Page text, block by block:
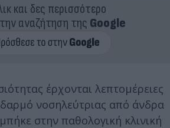
και δες περισσότερο
αναζήτηση της Google
έρχονται λεπτομέρειες
νοσηλεύτριας από άνδρα
στην παθολογική κλινική